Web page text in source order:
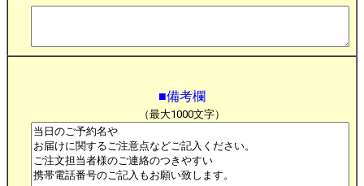
■備考欄
（最大1000文字）